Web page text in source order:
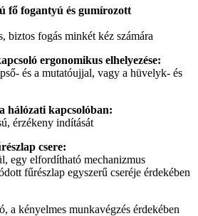
fő fogantyú és gumírozott
biztos fogás minkét kéz számára
ergonomikus elhelyezése:
és a mutatóujjal, vagy a hüvelyk- és
hálózati kapcsolóban:
érzékeny indítását
csere:
egy elfordítható mechanizmus
fűrészlap egyszerű cseréje érdekében
a kényelmes munkavégzés érdekében